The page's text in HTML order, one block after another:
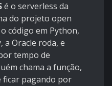
é o serverless da
do projeto open
código em Python,
a Oracle roda, e
tempo de
chama a função,
ficar pagando por